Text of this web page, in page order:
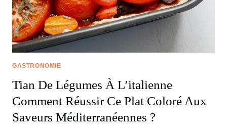
GASTRONOMIE
Tian De Légumes À L’italienne
Comment Réussir Ce Plat Coloré Aux
Saveurs Méditerranéennes ?